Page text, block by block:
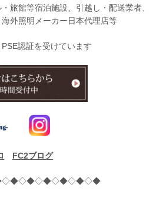
旅館等宿泊施設、引越し・配送業者、
外照明メーカー日本代理店等
認証を受けています
FC2ブログ